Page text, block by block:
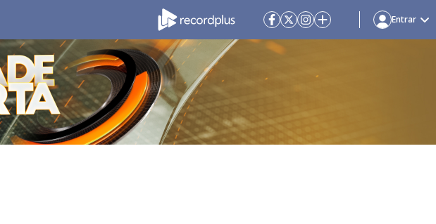
Entrar